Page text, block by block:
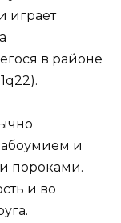
играет
в районе
и
пороками.
и во